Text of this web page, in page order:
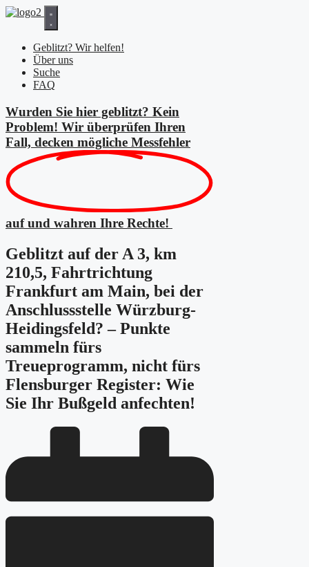
Zum
Geblitzt? Wir helfen!
Über uns
Suche
FAQ
Wurden Sie hier geblitzt? Kein
Problem! Wir überprüfen Ihren
Fall, decken mögliche Messfehler
auf und wahren Ihre Rechte!
Geblitzt auf der A 3, km
210,5, Fahrtrichtung
Frankfurt am Main, bei der
Anschlussstelle Würzburg-
Heidingsfeld? – Punkte
sammeln fürs
Treueprogramm, nicht fürs
Flensburger Register: Wie
Sie Ihr Bußgeld anfechten!